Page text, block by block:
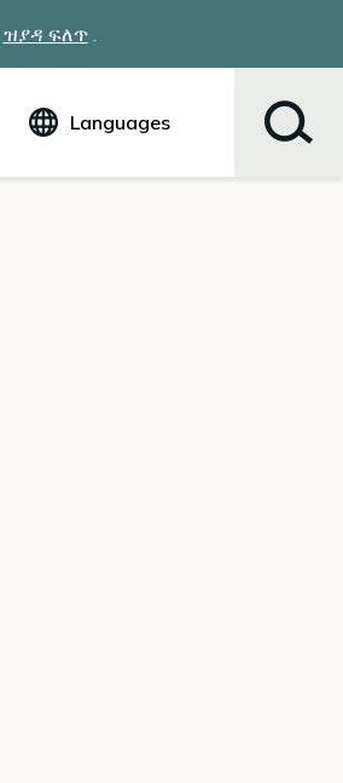
ዝያዳ ፍለጥ.
Languages